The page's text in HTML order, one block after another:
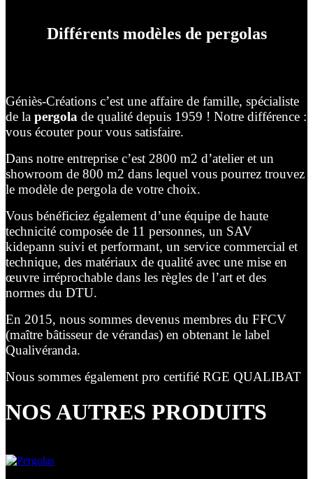
Différents modèles de pergolas
Géniès-Créations c’est une affaire de famille, spécialiste
de la pergola de qualité depuis 1959 ! Notre différence :
vous écouter pour vous satisfaire.
Dans notre entreprise c’est 2800 m2 d’atelier et un
showroom de 800 m2 dans lequel vous pourrez trouvez
le modèle de pergola de votre choix.
Vous bénéficiez également d’une équipe de haute
technicité composée de 11 personnes, un SAV
kidepann suivi et performant, un service commercial et
technique, des matériaux de qualité avec une mise en
œuvre irréprochable dans les règles de l’art et des
normes du DTU.
En 2015, nous sommes devenus membres du FFCV
(maître bâtisseur de vérandas) en obtenant le label
Qualivéranda.
Nous sommes également pro certifié RGE QUALIBAT
NOS AUTRES PRODUITS